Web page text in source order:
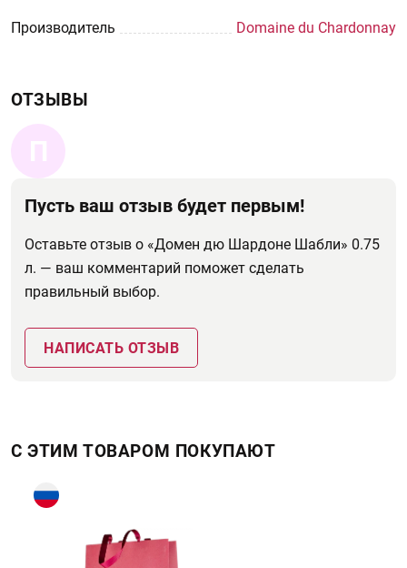
Производитель Domaine du Chardonnay
ОТЗЫВЫ
П
Пусть ваш отзыв будет первым!
Оставьте отзыв о «Домен дю Шардоне Шабли» 0.75
л. — ваш комментарий поможет сделать
правильный выбор.
НАПИСАТЬ ОТЗЫВ
С ЭТИМ ТОВАРОМ ПОКУПАЮТ